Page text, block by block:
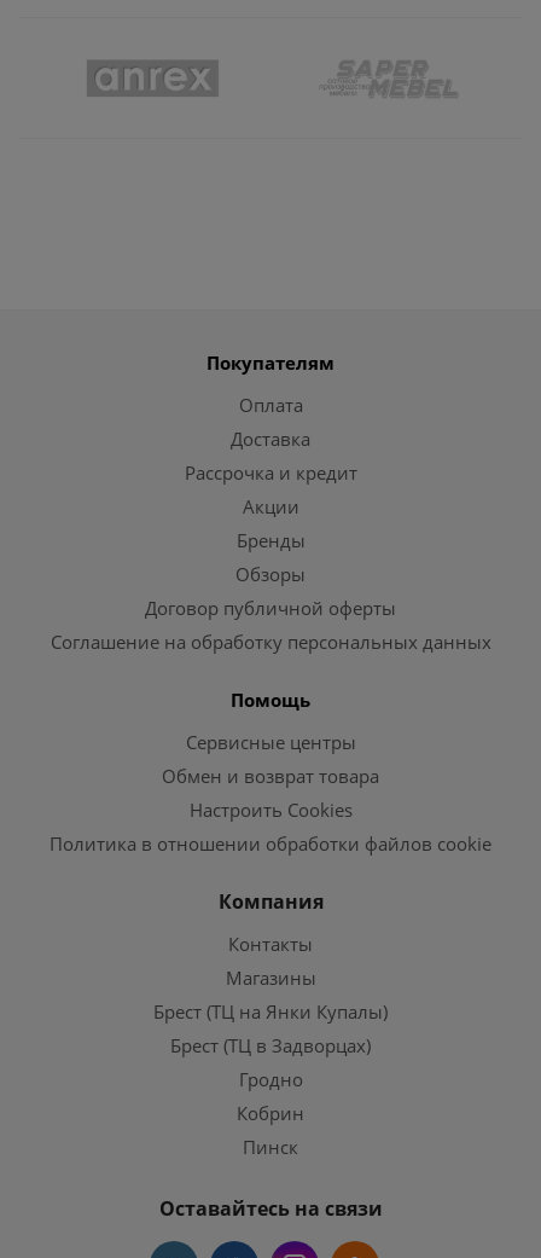
Покупателям
Оплата
Доставка
Рассрочка и кредит
Акции
Бренды
Обзоры
Договор публичной оферты
Соглашение на обработку персональных данных
Помощь
Сервисные центры
Обмен и возврат товара
Настроить Cookies
Политика в отношении обработки файлов cookie
Компания
Контакты
Магазины
Брест (ТЦ на Янки Купалы)
Брест (ТЦ в Задворцах)
Гродно
Кобрин
Пинск
Оставайтесь на связи